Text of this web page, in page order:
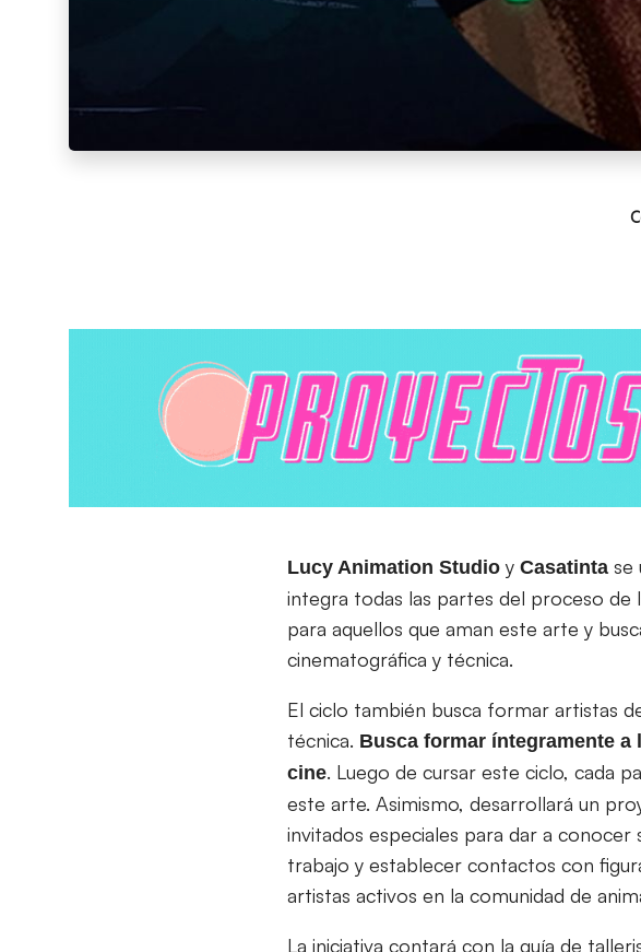
Lucy Animation Studio y Casatinta se
integra todas las partes del proceso de
para aquellos que aman este arte y
cinematográfica y técnica.
El ciclo también busca formar artistas
técnica. Busca formar íntegramente
cine. Luego de cursar este ciclo, cada
este arte. Asimismo, desarrollará un
invitados especiales para dar a
trabajo y establecer contactos con
artistas activos en la comunidad de
La iniciativa contará con la guía de